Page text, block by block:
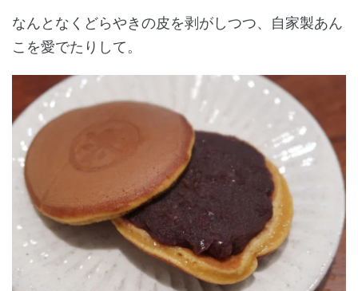
なんとなくどらやきの皮を剥がしつつ、自家製あん
こを愛でたりして。